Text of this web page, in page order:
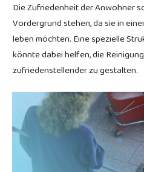
Die Zufriedenheit der Anwohner
Vordergrund stehen, da sie in
leben möchten. Eine spezielle
könnte dabei helfen, die
zufriedenstellender zu gestalten.